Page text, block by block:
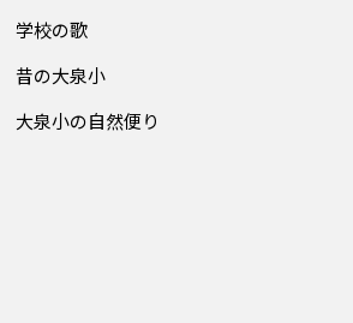
学校の歌
昔の大泉小
大泉小の自然便り